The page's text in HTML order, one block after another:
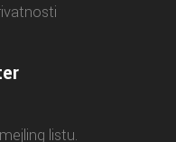
listu.